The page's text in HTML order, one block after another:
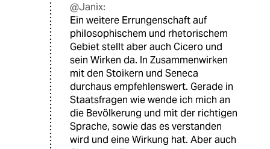
@Janix:
Ein weitere Errungenschaft auf
philosophischem und rhetorischem
Gebiet stellt aber auch Cicero und
sein Wirken da. In Zusammenwirken
mit den Stoikern und Seneca
durchaus empfehlenswert. Gerade in
Staatsfragen wie wende ich mich an
die Bevölkerung und mit der richtigen
Sprache, sowie das es verstanden
wird und eine Wirkung hat. Aber auch